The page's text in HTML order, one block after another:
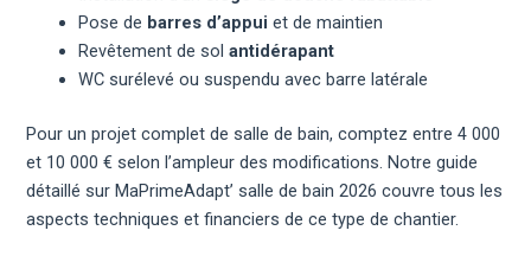
Pose de barres d’appui et de maintien
Revêtement de solantidérapant
WC surélevé ou suspendu avec barre latérale
Pour un projet complet de salle de bain, comptez entre 4 000
et 10 000 € selon l’ampleur des modifications. Notre guide
détaillé surMaPrimeAdapt’ salle de bain 2026 couvre tous les
aspects techniques et financiers de ce type de chantier.